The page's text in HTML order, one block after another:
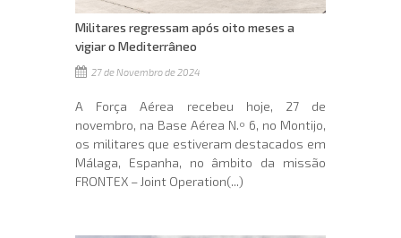
Militares regressam após oito meses a
vigiar o Mediterrâneo
27 de Novembro de 2024
A Força Aérea recebeu hoje, 27 de
novembro, na Base Aérea N.º 6, no Montijo,
os militares que estiveram destacados em
Málaga, Espanha, no âmbito da missão
FRONTEX – Joint Operation(...)